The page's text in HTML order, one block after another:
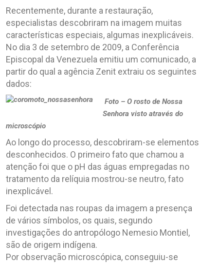
Recentemente, durante a restauração,
especialistas descobriram na imagem muitas
características especiais, algumas inexplicáveis.
No dia 3 de setembro de 2009, a Conferência
Episcopal da Venezuela emitiu um comunicado, a
partir do qual a agência Zenit extraiu os seguintes
dados:
Foto – O rosto de Nossa
Senhora visto através do
microscópio
Ao longo do processo, descobriram-se elementos
desconhecidos. O primeiro fato que chamou a
atenção foi que o pH das águas empregadas no
tratamento da relíquia mostrou-se neutro, fato
inexplicável.
Foi detectada nas roupas da imagem a presença
de vários símbolos, os quais, segundo
investigações do antropólogo Nemesio Montiel,
são de origem indígena.
Por observação microscópica, conseguiu-se